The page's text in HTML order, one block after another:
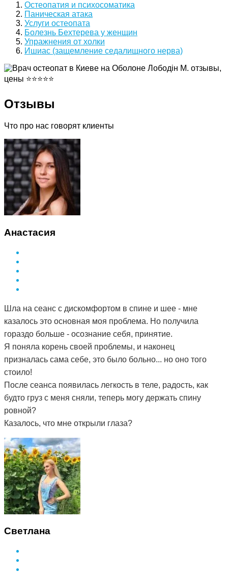
Остеопатия и психосоматика
Паническая атака
Услуги остеопата
Болезнь Бехтерева у женщин
Упражнения от холки
Ишиас (защемление седалищного нерва)
Отзывы
Что про нас говорят клиенты
Анастасия
Шла на сеанс с дискомфортом в спине и шее - мне
казалось это основная моя проблема. Но получила
гораздо больше - осознание себя, принятие.
Я поняла корень своей проблемы, и наконец
призналась сама себе, это было больно... но оно того
стоило!
После сеанса появилась легкость в теле, радость, как
будто груз с меня сняли, теперь могу держать спину
ровной?
Казалось, что мне открыли глаза?
Светлана